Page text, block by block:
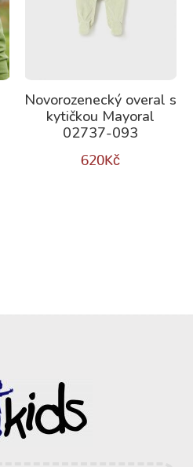
Novorozenecký overal s
kytičkou Mayoral
02737-093
620Kč